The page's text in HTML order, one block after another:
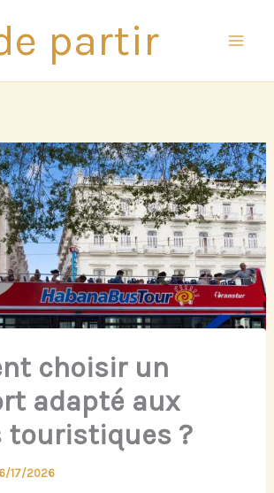
partir
choisir un
adapté aux
?
17/2026